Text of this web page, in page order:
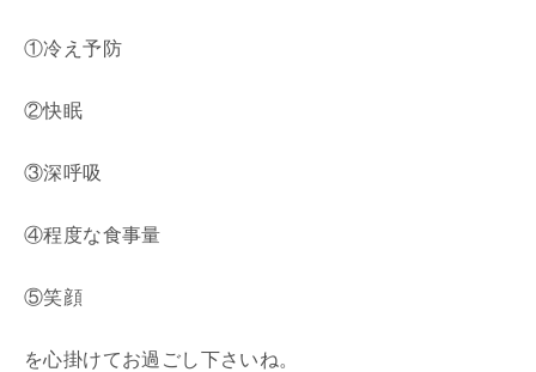
①冷え予防
②快眠
③深呼吸
④程度な食事量
⑤笑顔
を心掛けてお過ごし下さいね。